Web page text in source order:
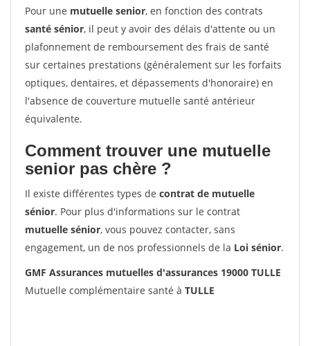
Pour une mutuelle senior, en fonction des contrats
santé sénior, il peut y avoir des délais d'attente ou un
plafonnement de remboursement des frais de santé
sur certaines prestations (généralement sur les forfaits
optiques, dentaires, et dépassements d'honoraire) en
l'absence de couverture mutuelle santé antérieur
équivalente.
Comment trouver une mutuelle
senior pas chère ?
Il existe différentes types de contrat de mutuelle
sénior. Pour plus d'informations sur le contrat
mutuelle sénior, vous pouvez contacter, sans
engagement, un de nos professionnels de la Loi sénior.
GMF Assurances mutuelles d'assurances 19000 TULLE
Mutuelle complémentaire santé à TULLE